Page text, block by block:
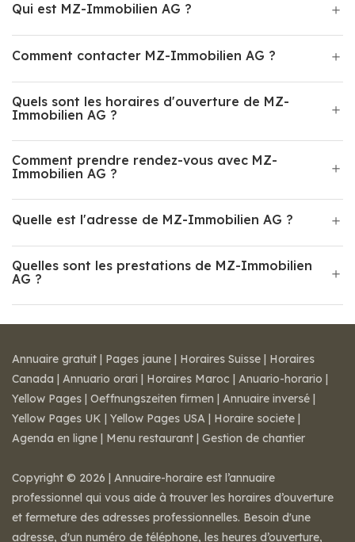
Qui est MZ-Immobilien AG ?
Comment contacter MZ-Immobilien AG ?
Quels sont les horaires d'ouverture de MZ-
Immobilien AG ?
Comment prendre rendez-vous avec MZ-
Immobilien AG ?
Quelle est l'adresse de MZ-Immobilien AG ?
Quelles sont les prestations de MZ-Immobilien
AG ?
Annuaire gratuit | Pages jaune | Horaires Suisse | Horaires
Canada | Annuario orari | Horaires Maroc | Anuario-horario |
Yellow Pages | Oeffnungszeiten firmen | Annuaire inversé |
Yellow Pages UK | Yellow Pages USA | Horaire societe |
Agenda en ligne | Menu restaurant | Gestion de chantier
Copyright © 2026 | Annuaire-horaire est l’annuaire
professionnel qui vous aide à trouver les horaires d’ouverture
et fermeture des adresses professionnelles. Besoin d'une
adresse, d'un numéro de téléphone, les heures d’ouverture,